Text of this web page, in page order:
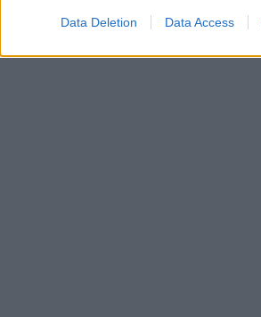
Data Deletion Data Access